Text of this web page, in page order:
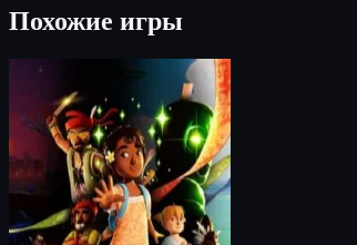
Похожие игры